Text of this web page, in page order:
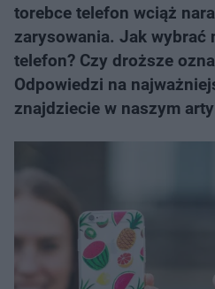
torebce telefon wciąż
zarysowania. Jak wybrać
telefon? Czy droższe
Odpowiedzi na
znajdziecie w naszym